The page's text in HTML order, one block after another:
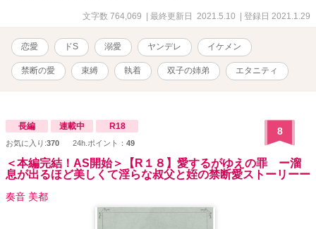
文字数 764,069 | 最終更新日 2021.5.10 | 登録日 2021.1.29
恋愛 ドS 溺愛 ヤンデレ イケメン
禁断の愛 束縛 執着 双子の姉弟 エタニティ
長編 連載中 R18
お気に入り:370 24h.ポイント： 49
8
＜本編完結！AS開始＞【R１８】愛するがゆえの罪 ー溜
息が出るほど美しくて淫らな叔父と姪の禁断愛ストーリーー
奏音 美都